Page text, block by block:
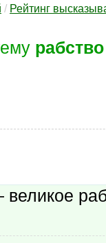
/ Рейтинг
рабство